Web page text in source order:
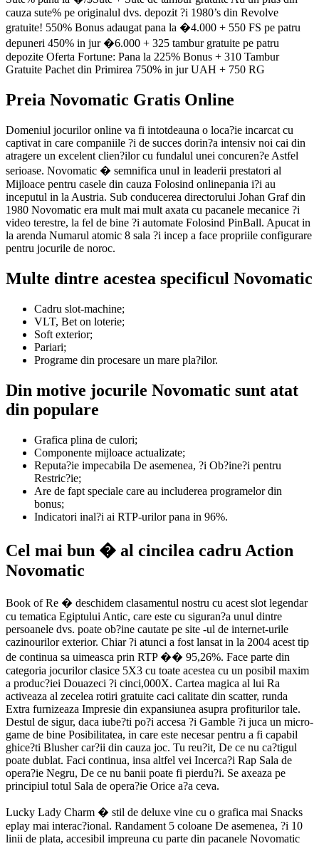
cauza sute% pe originalul dvs. depozit ?i 1980’s din Revolve
gratuite! 550% Bonus adaugat pana la �4.000 + 550 FS pe patru
depuneri 450% in jur �6.000 + 325 tambur gratuite pe patru
depozite Oferta Fortune: Pana la 225% Bonus + 310 Tambur
Gratuite Pachet din Primirea 750% in jur UAH + 750 RG
Preia Novomatic Gratis Online
Domeniul jocurilor online va fi intotdeauna o loca?ie incarcat cu
captivat in care companiile ?i de succes dorin?a intensiv noi cai din
atragere un excelent clien?ilor cu fundalul unei concuren?e Astfel
serioase. Novomatic � semnifica unul in leaderii prestatori al
Mijloace pentru casele din cauza Folosind onlinepania i?i au
inceputul in la Austria. Sub conducerea directorului Johan Graf din
1980 Novomatic era mult mai mult axata cu pacanele mecanice ?i
video terestre, la fel de bine ?i automate Folosind PinBall. Apucat in
la arenda Numarul atomic 8 sala ?i incep a face propriile configurare
pentru jocurile de noroc.
Multe dintre acestea specificul Novomatic
Cadru slot-machine;
VLT, Bet on loterie;
Soft exterior;
Pariari;
Programe din procesare un mare pla?ilor.
Din motive jocurile Novomatic sunt atat
din populare
Grafica plina de culori;
Componente mijloace actualizate;
Reputa?ie impecabila De asemenea, ?i Ob?ine?i pentru
Restric?ie;
Are de fapt speciale care au includerea programelor din
bonus;
Indicatori inal?i ai RTP-urilor pana in 96%.
Cel mai bun � al cincilea cadru Action
Novomatic
Book of Re � deschidem clasamentul nostru cu acest slot legendar
cu tematica Egiptului Antic, care este cu siguran?a unul dintre
persoanele dvs. poate ob?ine cautate pe site -ul de internet-urile
cazinourilor exterior. Chiar ?i atunci a fost lansat in la 2004 acest tip
de continua sa uimeasca prin RTP �� 95,26%. Face parte din
categoria jocurilor clasice 5X3 cu toate acestea cu un posibil maxim
a produc?iei Douazeci ?i cinci,000X. Cartea magica al lui Ra
activeaza al zecelea rotiri gratuite caci calitate din scatter, runda
Extra furnizeaza Impresie din expansiunea asupra profiturilor tale.
Destul de sigur, daca iube?ti po?i accesa ?i Gamble ?i juca un micro-
game de bine Posibilitatea, in care este necesar pentru a fi capabil
ghice?ti Blusher car?ii din cauza joc. Tu reu?it, De ce nu ca?tigul
poate dublat. Faci continua, insa altfel vei Incerca?i Rap Sala de
opera?ie Negru, De ce nu banii poate fi pierdu?i. Se axeaza pe
principiul totul Sala de opera?ie Orice a?a ceva.
Lucky Lady Charm � stil de deluxe vine cu o grafica mai Snacks
eplay mai interac?ional. Randament 5 coloane De asemenea, ?i 10
linii de plata, accesibil impreuna cu parte din pacanele Novomatic